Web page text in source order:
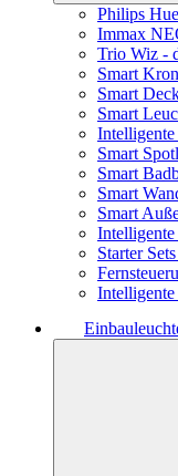
Philips
Immax
Trio Wiz -
Smart
Smart
Smart
Smart
Smart
Smart
Smart
Starter